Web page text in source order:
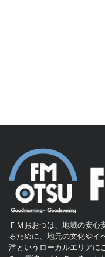
ＦＭおおつは、地域の安心
るために、地元の文化やイ
津というローカルエリアに